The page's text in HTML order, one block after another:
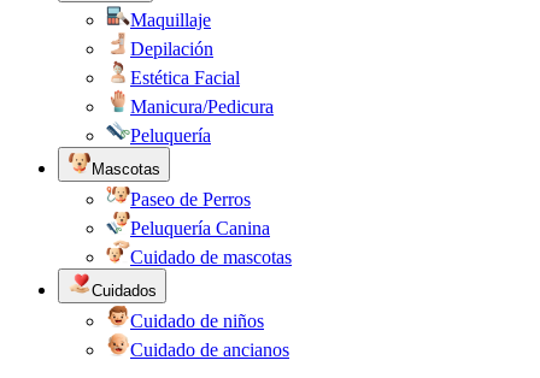
Maquillaje
Depilación
Estética Facial
Manicura/Pedicura
Peluquería
Mascotas
Paseo de Perros
Peluquería Canina
Cuidado de mascotas
Cuidados
Cuidado de niños
Cuidado de ancianos